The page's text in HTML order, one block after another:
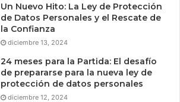
Un Nuevo Hito: La Ley de Protección
de Datos Personales y el Rescate de
la Confianza
diciembre 13, 2024
24 meses para la Partida: El desafío
de prepararse para la nueva ley de
protección de datos personales
diciembre 12, 2024